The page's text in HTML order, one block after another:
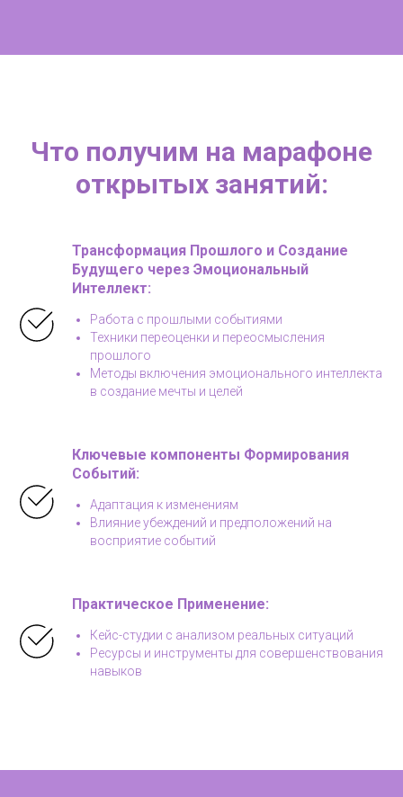
Что получим на марафоне
открытых занятий:
Трансформация Прошлого и Создание
Будущего через Эмоциональный
Интеллект:
Работа с прошлыми событиями
Техники переоценки и переосмысления
прошлого
Методы включения эмоционального интеллекта
в создание мечты и целей
Ключевые компоненты Формирования
Событий:
Адаптация к изменениям
Влияние убеждений и предположений на
восприятие событий
Практическое Применение:
Кейс-студии с анализом реальных ситуаций
Ресурсы и инструменты для совершенствования
навыков